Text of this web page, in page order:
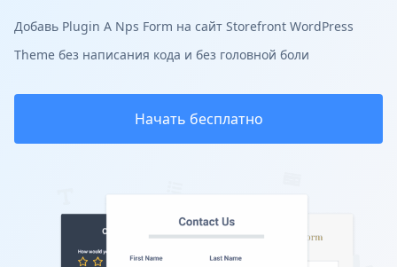
Добавь Plugin A Nps Form на сайт Storefront WordPress
Theme без написания кода и без головной боли
Начать бесплатно